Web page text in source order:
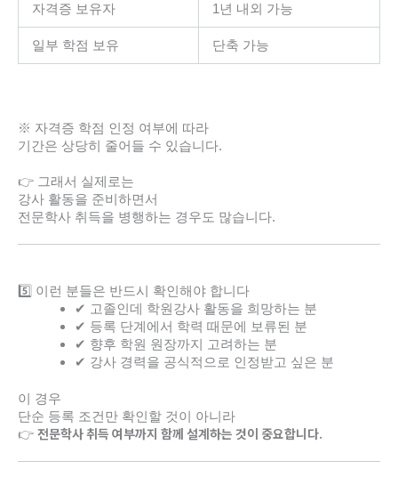
자격증 보유자 1년 내외 가능
일부 학점 보유 단축 가능
※ 자격증 학점 인정 여부에 따라
기간은 상당히 줄어들 수 있습니다.
👉 그래서 실제로는
강사 활동을 준비하면서
전문학사 취득을 병행하는 경우도 많습니다.
5️⃣ 이런 분들은 반드시 확인해야 합니다
✔ 고졸인데 학원강사 활동을 희망하는 분
✔ 등록 단계에서 학력 때문에 보류된 분
✔ 향후 학원 원장까지 고려하는 분
✔ 강사 경력을 공식적으로 인정받고 싶은 분
이 경우
단순 등록 조건만 확인할 것이 아니라
👉 전문학사 취득 여부까지 함께 설계하는 것이 중요합니다.